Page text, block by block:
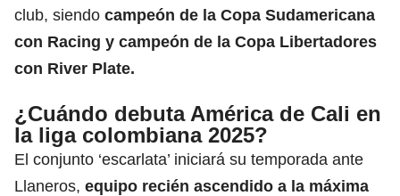
club, siendo campeón de la Copa Sudamericana
con Racing y campeón de la Copa Libertadores
con River Plate.
¿Cuándo debuta América de Cali en
la liga colombiana 2025?
El conjunto ‘escarlata’ iniciará su temporada ante
Llaneros, equipo recién ascendido a la máxima